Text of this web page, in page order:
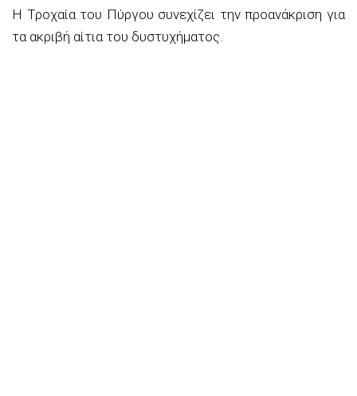
Η Τροχαία του Πύργου συνεχίζει την προανάκριση για
τα ακριβή αίτια του δυστυχήματος.